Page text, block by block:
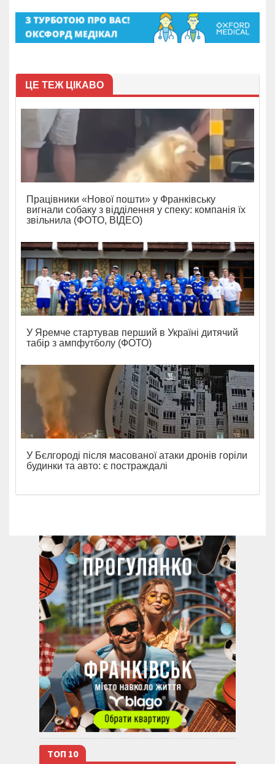
ЦЕ ТЕЖ ЦІКАВО
Працівники «Нової пошти» у Франківську
вигнали собаку з відділення у спеку: компанія їх
звільнила (ФОТО, ВІДЕО)
У Яремче стартував перший в Україні дитячий
табір з ампфутболу (ФОТО)
У Бєлгороді після масованої атаки дронів горіли
будинки та авто: є постраждалі
ТОП 10